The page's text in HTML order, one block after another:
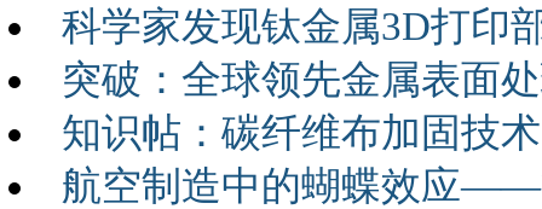
科学家发现钛金属3D打印
突破：全球领先金属表面
知识帖：碳纤维布加固技术
航空制造中的蝴蝶效应——